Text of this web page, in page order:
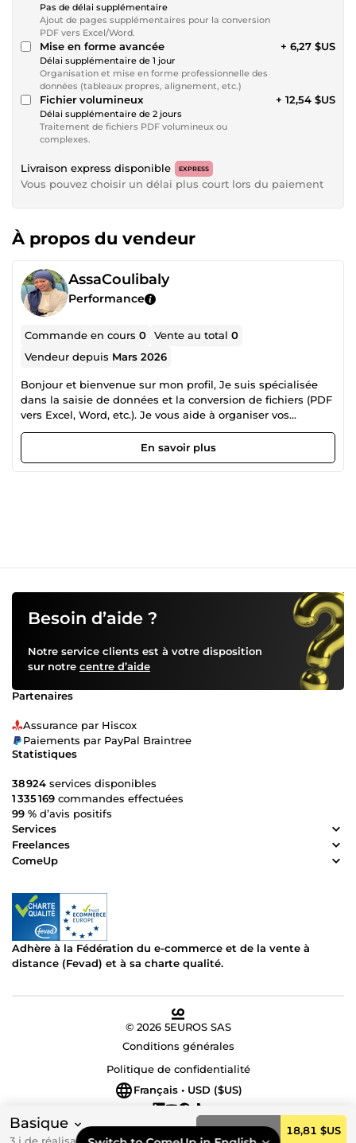
Pas de délai supplémentaire
Ajout de pages supplémentaires pour la conversion
PDF vers Excel/Word.
Mise en forme avancée
Délai supplémentaire de 1 jour
Organisation et mise en forme professionnelle des
données (tableaux propres, alignement, etc.)
+ 6,27 $US
Fichier volumineux
Délai supplémentaire de 2 jours
Traitement de fichiers PDF volumineux ou
complexes.
+ 12,54 $US
Livraison express disponible EXPRESS
Vous pouvez choisir un délai plus court lors du paiement
Basique Commander 18,81 $US
À propos du vendeur
AssaCoulibaly
Performance
Commande en cours0 Vente au total0
Vendeur depuis Mars 2026
Bonjour et bienvenue sur mon profil, Je suis spécialisée
dans la saisie de données et la conversion de fichiers (PDF
vers Excel, Word, etc.). Je vous aide à organiser vos
données avec précision, rapidité et professionnalisme. Je
maîtrise Microsoft Excel, Word et Google Sheets, et je fais
toujours attention aux détails pour garantir un travail
En savoir plus
Besoin d’aide ?
Notre service clients est à votre disposition
sur notre centre d’aide
Partenaires
Assurance par Hiscox
Paiements par PayPal Braintree
Statistiques
38 924 services disponibles
1 335 169 commandes effectuées
99 % d’avis positifs
Services
Freelances
ComeUp
Adhère à la Fédération du e-commerce et de la vente à
distance (Fevad) et à sa charte qualité.
© 2026 5EUROS SAS
Conditions générales
Politique de confidentialité
Français • USD ($US)